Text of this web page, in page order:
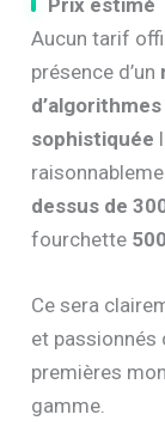
Prix estimé
Aucun tarif
présence d’un
sophistiquée
dessus de
fourchette
Ce sera
et passionnés
premières
gamme.